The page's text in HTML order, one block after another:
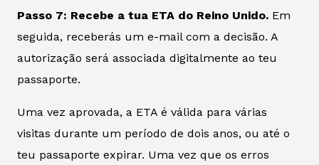
Passo 7: Recebe a tua ETA do Reino Unido. Em
seguida, receberás um e-mail com a decisão. A
autorização será associada digitalmente ao teu
passaporte.
Uma vez aprovada, a ETA é válida para várias
visitas durante um período de dois anos, ou até o
teu passaporte expirar. Uma vez que os erros